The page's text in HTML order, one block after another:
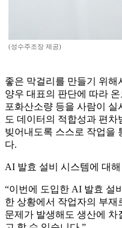
(성수주조장 제공)
좋은 막걸리를 만들기 위해
양우 대표의 판단에 따라
포화산소량 등을 사람이
도 데이터의 적합성과 편
빚어내도록 스스로 작업을
다.
AI 발효 설비 시스템에 대
“이번에 도입한 AI 발효 설
한 상황에서 작업자의 부재
문제가 발생해도 생산에